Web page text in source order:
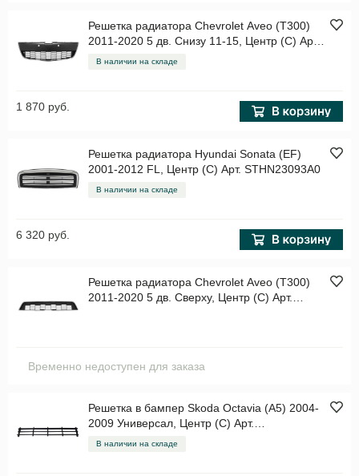
Решетка радиатора Chevrolet Aveo (T300)
2011-2020 5 дв. Снизу 11-15, Центр (C) Арт.
STCVA6093A0
В наличии на складе
1 870 руб.
Решетка радиатора Hyundai Sonata (EF)
2001-2012 FL, Центр (C) Арт. STHN23093A0
В наличии на складе
6 320 руб.
Решетка радиатора Chevrolet Aveo (T300)
2011-2020 5 дв. Сверху, Центр (C) Арт.
Временно недоступен для заказа
Решетка в бампер Skoda Octavia (A5) 2004-
2009 Универсал, Центр (C) Арт.
STSD26000G0
В наличии на складе